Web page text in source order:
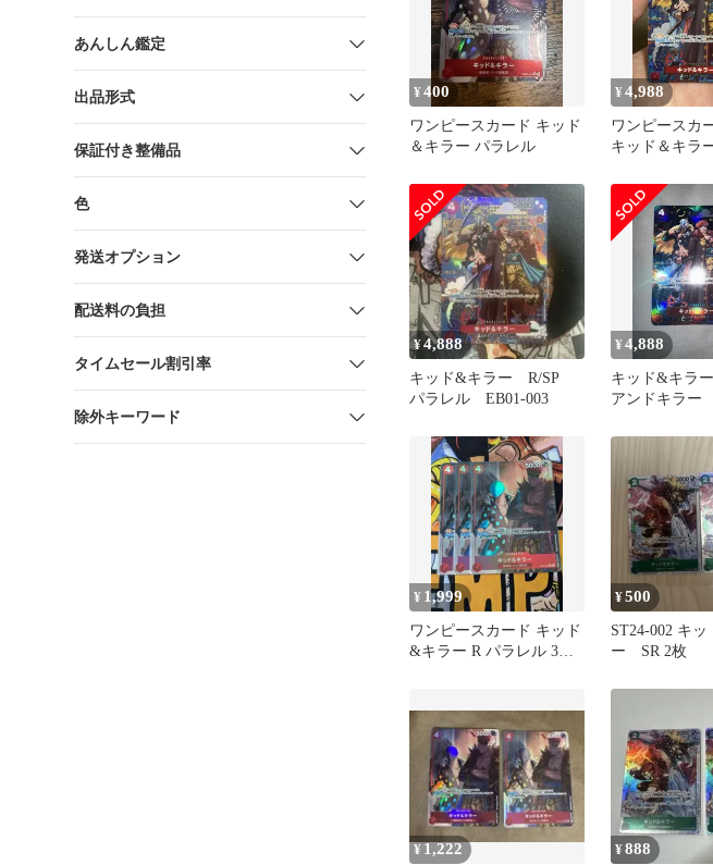
あんしん鑑定
出品形式
保証付き整備品
色
発送オプション
配送料の負担
タイムセール割引率
除外キーワード
¥400
ワンピースカード キッド
＆キラー パラレル
¥4,988
ワンピースカ
キッド＆キラ
¥4,888
キッド&キラー R/SP
パラレル EB01-003
¥4,888
キッド&キラ
アンドキラー
¥ 1,999
ワンピースカード キッド
&キラー R パラレル 3枚
¥500
ST24-002 キッ
ー SR 2枚
¥ 1,222 ¥888